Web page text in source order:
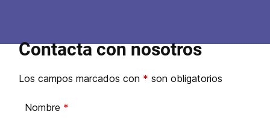
Contacta con nosotros
Los campos marcados con * son obligatorios
Nombre *